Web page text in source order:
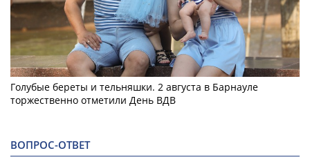
Голубые береты и тельняшки. 2 августа в Барнауле
торжественно отметили День ВДВ
ВОПРОС-ОТВЕТ